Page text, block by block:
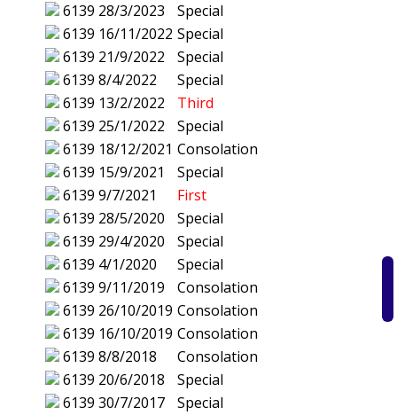
6139 28/3/2023
Special
6139 16/11/2022 Special
6139 21/9/2022
Special
6139 8/4/2022
Special
6139 13/2/2022
Third
6139 25/1/2022
Special
6139 18/12/2021 Consolation
6139 15/9/2021
Special
6139 9/7/2021
First
6139 28/5/2020
Special
6139 29/4/2020
Special
6139 4/1/2020
Special
6139 9/11/2019
Consolation
6139 26/10/2019 Consolation
6139 16/10/2019 Consolation
6139 8/8/2018
Consolation
6139 20/6/2018
Special
6139 30/7/2017
Special